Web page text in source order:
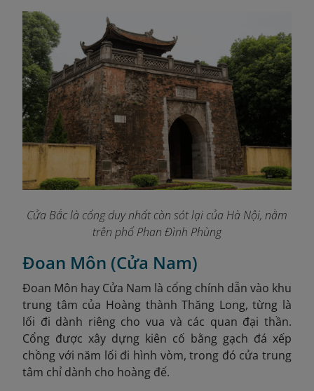
Cửa Bắc là cổng duy nhất còn sót lại của Hà Nội, nằm
trên phố Phan Đình Phùng
Đoan Môn (Cửa Nam)
Đoan Môn hay Cửa Nam là cổng chính dẫn vào khu
trung tâm của Hoàng thành Thăng Long, từng là
lối đi dành riêng cho vua và các quan đại thần.
Cổng được xây dựng kiên cố bằng gạch đá xếp
chồng với năm lối đi hình vòm, trong đó cửa trung
tâm chỉ dành cho hoàng đế.